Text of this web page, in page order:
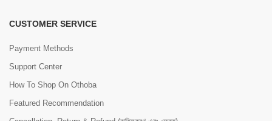
CUSTOMER SERVICE
Payment Methods
Support Center
How To Shop On Othoba
Featured Recommendation